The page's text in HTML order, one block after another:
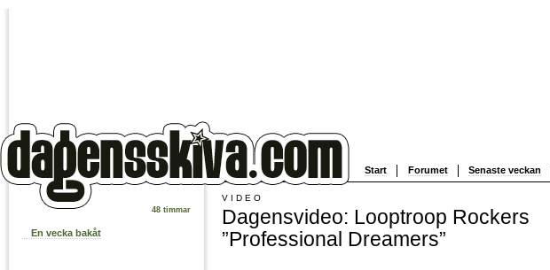
Start Forumet Senaste veckan
48 timmar
En vecka bakåt
VIDEO
Dagensvideo: Looptroop Rockers
”Professional Dreamers”